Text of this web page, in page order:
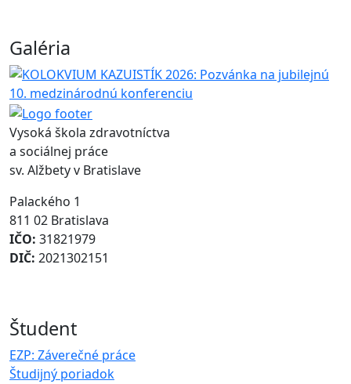
Galéria
Vysoká škola zdravotníctva
a sociálnej práce
sv. Alžbety v Bratislave
Palackého 1
811 02 Bratislava
IČO: 31821979
DIČ: 2021302151
Študent
EZP: Záverečné práce
Študijný poriadok